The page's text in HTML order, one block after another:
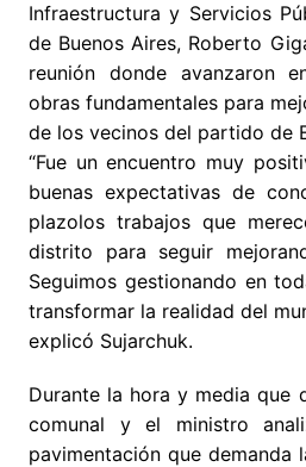
Infraestructura y Servicios
de Buenos Aires, Roberto
reunión donde avanzaron
obras fundamentales para
de los vecinos del partido de
“Fue un encuentro muy
buenas expectativas de
plazolos trabajos que
distrito para seguir
Seguimos gestionando en
transformar la realidad del
explicó Sujarchuk.
Durante la hora y media que
comunal y el ministro
pavimentación que demanda